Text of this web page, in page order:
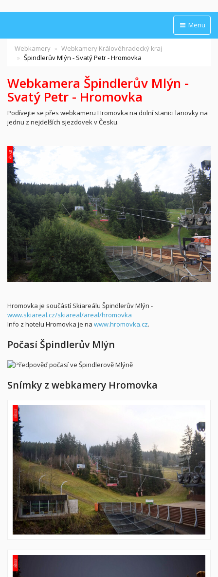
Menu
Webkamery
Webkamery Královéhradecký kraj
Špindlerův Mlýn - Svatý Petr - Hromovka
Webkamera Špindlerův Mlýn -
Svatý Petr - Hromovka
Podívejte se přes webkameru Hromovka na dolní stanici lanovky na
jednu z nejdelších sjezdovek v Česku.
Hromovka je součástí Skiareálu Špindlerův Mlýn -
www.skiareal.cz/skiareal/areal/hromovka
Info z hotelu Hromovka je na www.hromovka.cz.
Počasí Špindlerův Mlýn
Snímky z webkamery Hromovka